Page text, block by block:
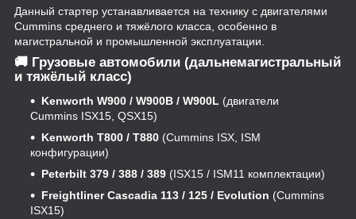
Данный стартер устанавливается на технику с двигателями
Cummins среднего и тяжёлого класса, особенно в
магистральной и промышленной эксплуатации.
🚚 Грузовые автомобили (дальнемагистральный
и тяжёлый класс)
Kenworth W900 / W900B / W900L (двигатели
Cummins ISX15, QSX15)
Kenworth T800 / T880 (Cummins ISX, ISM
конфигурации)
Peterbilt 379 / 388 / 389 (ISX15 / ISM11 комплектации)
Freightliner Cascadia 113 / 125 / Evolution (Cummins
ISX15)